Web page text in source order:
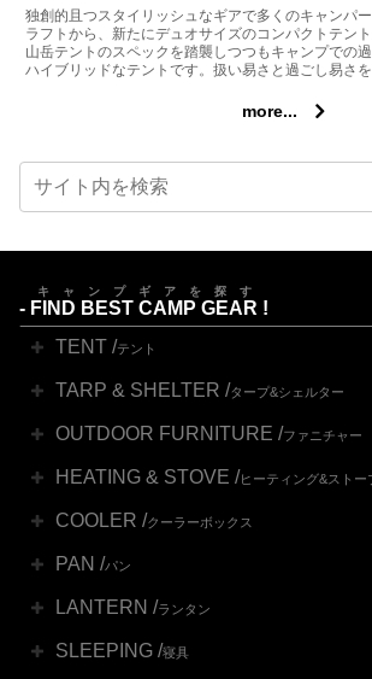
独創的且つスタイリッシュなギアで多くのキャンパ
ラフトから、新たにデュオサイズのコンパクトテント
山岳テントのスペックを踏襲しつつもキャンプでの
ハイブリッドなテントです。扱い易さと過ごし易さ
more...
- FIND BEST CAMP GEAR
キャンプギアを探す
!
TENT /テント
TARP & SHELTER /タープ&シェルター
OUTDOOR FURNITURE /ファニチャー
HEATING & STOVE /ヒーティング&ストー
COOLER /クーラーボックス
PAN /パン
LANTERN /ランタン
SLEEPING /寝具